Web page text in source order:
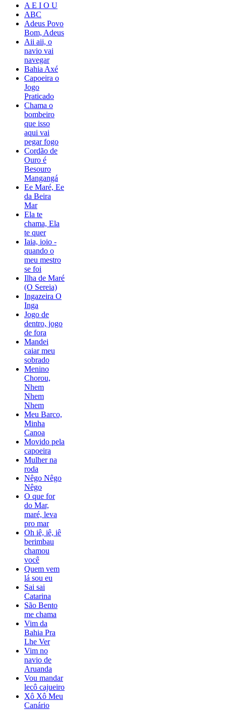
A E I O U
ABC
Adeus Povo
Bom, Adeus
Aii aii, o
navio vai
navegar
Bahia Axé
Capoeira o
Jogo
Praticado
Chama o
bombeiro
que isso
aqui vai
pegar fogo
Cordão de
Ouro é
Besouro
Mangangá
Ee Maré, Ee
da Beira
Mar
Ela te
chama, Ela
te quer
Iaia, ioio -
quando o
meu mestro
se foi
Ilha de Maré
(O Sereia)
Ingazeira O
Inga
Jogo de
dentro, jogo
de fora
Mandei
caiar meu
sobrado
Menino
Chorou,
Nhem
Nhem
Nhem
Meu Barco,
Minha
Canoa
Movido pela
capoeira
Mulher na
roda
Nêgo Nêgo
Nêgo
O que for
do Mar,
maré, leva
pro mar
Oh iê, iê, iê
berimbau
chamou
você
Quem vem
lá sou eu
Sai sai
Catarina
São Bento
me chama
Vim da
Bahia Pra
Lhe Ver
Vim no
navio de
Aruanda
Vou mandar
lecô cajueiro
Xô Xô Meu
Canário